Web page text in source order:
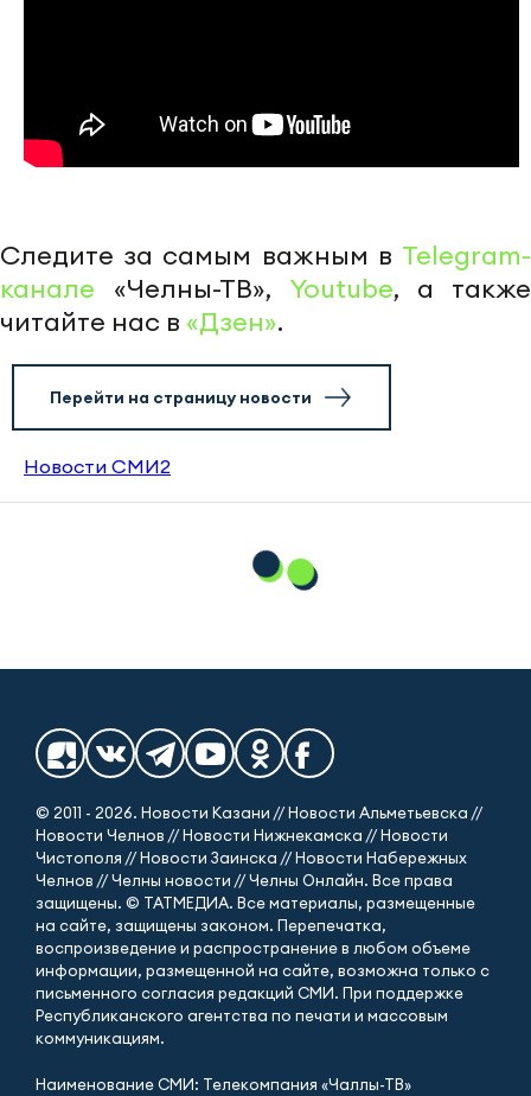
Следите за самым важным в Telegram-
канале «Челны-ТВ», Youtube, а также
читайте нас в «Дзен».
Перейти на страницу новости
Новости СМИ2
© 2011 - 2026. Новости Казани // Новости Альметьевска //
Новости Челнов // Новости Нижнекамска // Новости
Чистополя // Новости Заинска // Новости Набережных
Челнов // Челны новости // Челны Онлайн. Все права
защищены. © ТАТМЕДИА. Все материалы, размещенные
на сайте, защищены законом. Перепечатка,
воспроизведение и распространение в любом объеме
информации, размещенной на сайте, возможна только с
письменного согласия редакций СМИ. При поддержке
Республиканского агентства по печати и массовым
коммуникациям.
Наименование СМИ: Телекомпания «Чаллы-ТВ»